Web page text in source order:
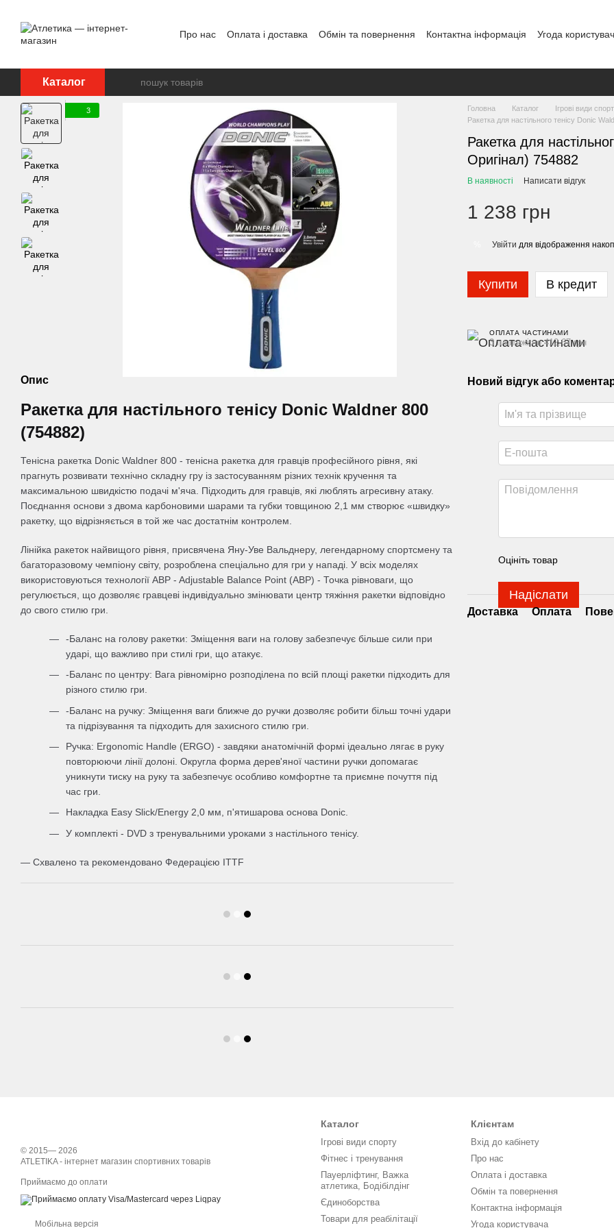
Про нас Оплата і доставка Обмін та повернення Контактна інформація
Угода
Каталог
3
Опис
Ракетка для настільного тенісу Donic Waldner 800
(754882)
Тенісна ракетка Donic Waldner 800 - тенісна ракетка для гравців професійного рівня, які
прагнуть розвивати технічно складну гру із застосуванням різних технік кручення та
максимальною швидкістю подачі м'яча. Підходить для гравців, які люблять агресивну атаку.
Поєднання основи з двома карбоновими шарами та губки товщиною 2,1 мм створює «швидку»
ракетку, що відрізняється в той же час достатнім контролем.
Лінійка ракеток найвищого рівня, присвячена Яну-Уве Вальднеру, легендарному спортсмену та
багаторазовому чемпіону світу, розроблена спеціально для гри у нападі. У всіх моделях
використовуються технології ABP - Adjustable Balance Point (ABP) - Точка рівноваги, що
регулюється, що дозволяє гравцеві індивідуально змінювати центр тяжіння ракетки відповідно
до свого стилю гри.
-Баланс на голову ракетки: Зміщення ваги на голову забезпечує більше сили при
ударі, що важливо при стилі гри, що атакує.
-Баланс по центру: Вага рівномірно розподілена по всій площі ракетки підходить для
різного стилю гри.
-Баланс на ручку: Зміщення ваги ближче до ручки дозволяє робити більш точні удари
та підрізування та підходить для захисного стилю гри.
Ручка: Ergonomic Handle (ERGO) - завдяки анатомічній формі ідеально лягає в руку
повторюючи лінії долоні. Округла форма дерев'яної частини ручки допомагає
уникнути тиску на руку та забезпечує особливо комфортне та приємне почуття під
час гри.
Накладка Easy Slick/Energy 2,0 мм, п'ятишарова основа Donic.
У комплекті - DVD з тренувальними уроками з настільного тенісу.
— Схвалено та рекомендовано Федерацією ITTF
Головна Каталог Ігрові види
Ракетка для настільного тенісу Donic
Ракетка для
Оригінал) 754882
В наявності Написати відгук
1 238 грн
Увійти для відображення
Купити В кредит
ОПЛАТА ЧАСТИНАМИ
3 платежі по 412.67 грн
Новий відгук або
Оцініть товар
Надіслати
Доставка Оплата
© 2015— 2026
ATLETIKA - інтернет магазин спортивних товарів
Приймаємо до оплати
Мобільна версія
Каталог
Ігрові види спорту
Фітнес і тренування
Пауерліфтинг, Важка
атлетика, Бодібілдінг
Єдиноборства
Товари для реабілітації
Клієнтам
Вхід до кабінету
Про нас
Оплата і доставка
Обмін та повернення
Контактна інформація
Угода користувача